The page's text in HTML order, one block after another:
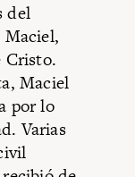
del
Cristo.
Maciel
por lo
Varias